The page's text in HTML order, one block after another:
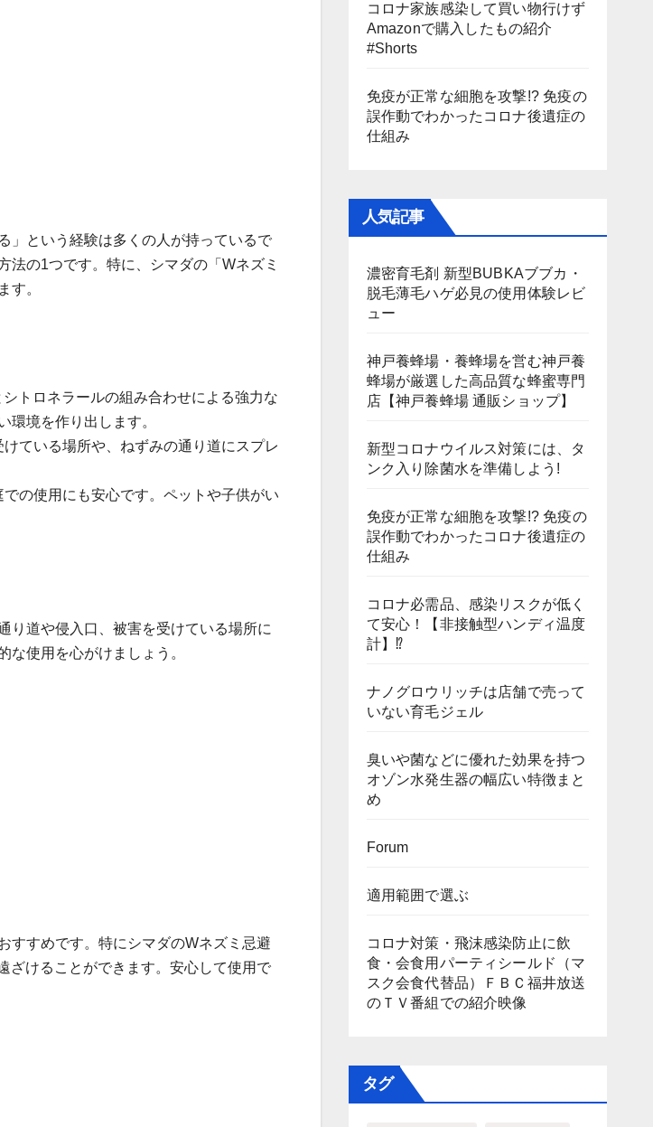
」という経験は多くの人が持っているで
法の1つです。特に、シマダの「Wネズミ
す。
トロネラールの組み合わせによる強力な
環境を作り出します。
ている場所や、ねずみの通り道にスプレ
の使用にも安心です。ペットや子供がい
り道や侵入口、被害を受けている場所に
な使用を心がけましょう。
すすめです。特にシマダのWネズミ忌避
ざけることができます。安心して使用で
コロナ家族感染して買い物行けず
Amazonで購入したもの紹介
#Shorts
免疫が正常な細胞を攻撃!? 免疫の
誤作動でわかったコロナ後遺症の
仕組み
人気記事
濃密育毛剤 新型BUBKAブブカ・
脱毛薄毛ハゲ必見の使用体験レビ
ュー
神戸養蜂場・養蜂場を営む神戸養
蜂場が厳選した高品質な蜂蜜専門
店【神戸養蜂場 通販ショップ】
新型コロナウイルス対策には、タ
ンク入り除菌水を準備しよう!
免疫が正常な細胞を攻撃!? 免疫の
誤作動でわかったコロナ後遺症の
仕組み
コロナ必需品、感染リスクが低く
て安心！【非接触型ハンディ温度
計】⁉
ナノグロウリッチは店舗で売って
いない育毛ジェル
臭いや菌などに優れた効果を持つ
オゾン水発生器の幅広い特徴まと
め
Forum
適用範囲で選ぶ
コロナ対策・飛沫感染防止に飲
食・会食用パーティシールド（マ
スク会食代替品）ＦＢＣ福井放送
のＴＶ番組での紹介映像
タグ